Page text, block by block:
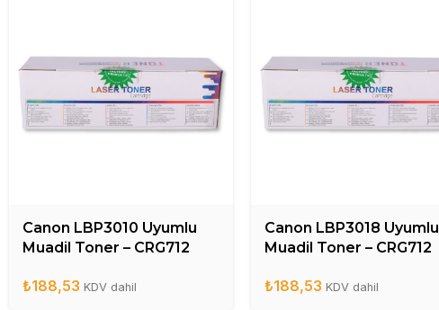
Canon LBP3010 Uyumlu
Muadil Toner – CRG712
₺188,53 KDV dahil
Canon LBP3018 Uyumlu
Muadil Toner – CRG712
₺188,53 KDV dahil